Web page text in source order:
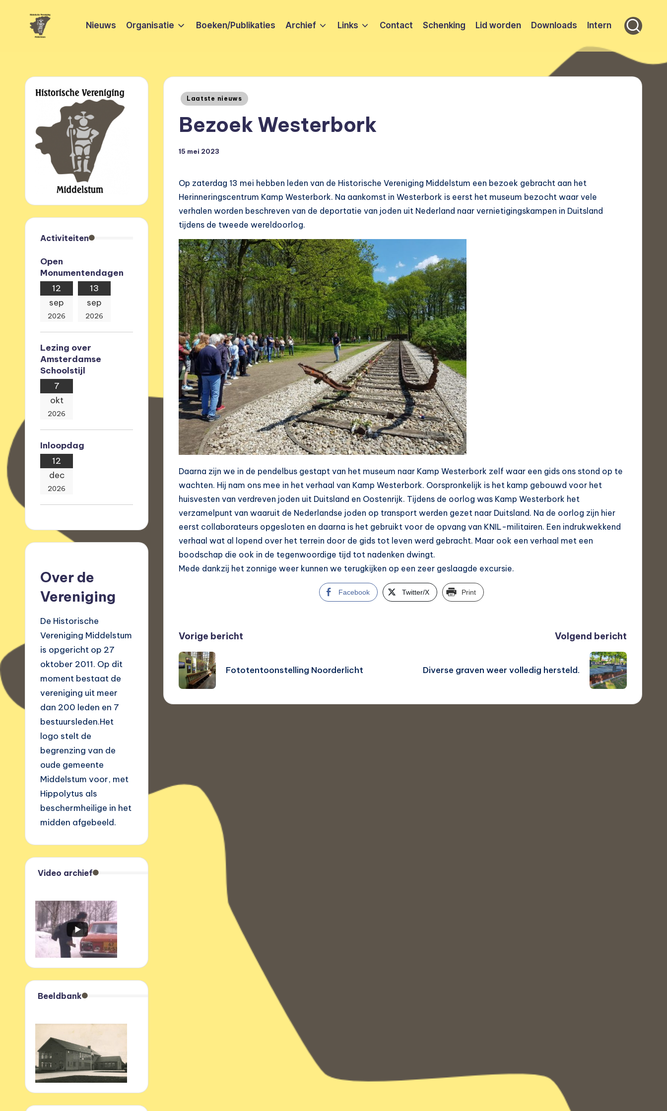
s
o
ri
h
Nieuws Organisatie Boeken/Publikaties Archief Links Contact Schenking Lid worden Downloads Intern
Geplaatst
Laatste nieuws
Bezoek Westerbork
15 mei 2023
Op zaterdag 13 mei hebben leden van de Historische Vereniging Middelstum een bezoek gebracht aan het
Herinneringscentrum Kamp Westerbork. Na aankomst in Westerbork is eerst het museum bezocht waar vele
verhalen worden beschreven van de deportatie van joden uit Nederland naar vernietigingskampen in Duitsland
tijdens de tweede wereldoorlog.
Daarna zijn we in de pendelbus gestapt van het museum naar Kamp Westerbork zelf waar een gids ons stond op te
wachten. Hij nam ons mee in het verhaal van Kamp Westerbork. Oorspronkelijk is het kamp gebouwd voor het
huisvesten van verdreven joden uit Duitsland en Oostenrijk. Tijdens de oorlog was Kamp Westerbork het
verzamelpunt van waaruit de Nederlandse joden op transport werden gezet naar Duitsland. Na de oorlog zijn hier
eerst collaborateurs opgesloten en daarna is het gebruikt voor de opvang van KNIL-militairen. Een indrukwekkend
verhaal wat al lopend over het terrein door de gids tot leven werd gebracht. Maar ook een verhaal met een
boodschap die ook in de tegenwoordige tijd tot nadenken dwingt.
Mede dankzij het zonnige weer kunnen we terugkijken op een zeer geslaagde excursie.
Facebook Twitter/X Print
Bericht
navigatie
Vorige bericht
Fototentoonstelling Noorderlicht
Volgend bericht
Diverse graven weer volledig hersteld.
Activiteiten
Open
Monumentendagen
12
sep
2026
13
sep
2026
Lezing over
Amsterdamse
Schoolstijl
7
okt
2026
Inloopdag
12
dec
2026
Over de
Vereniging
De Historische
Vereniging Middelstum
is opgericht op 27
oktober 2011. Op dit
moment bestaat de
vereniging uit meer
dan 200 leden en 7
bestuursleden.Het
logo stelt de
begrenzing van de
oude gemeente
Middelstum voor, met
Hippolytus als
beschermheilige in het
midden afgebeeld.
Video archief
Beeldbank